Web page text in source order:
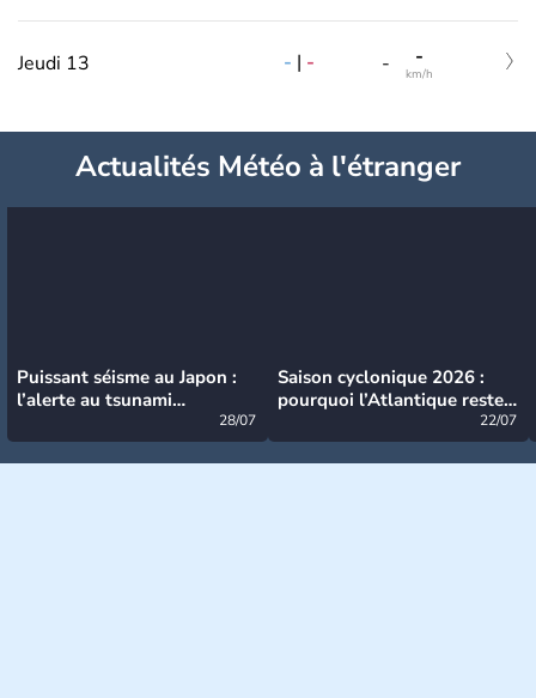
Jeudi 13 - | - - -
km/h
Actualités Météo à l'étranger
Puissant séisme au Japon :
l’alerte au tsunami
28/07
Saison cyclonique 2026 :
pourquoi l’Atlantique reste
22/07